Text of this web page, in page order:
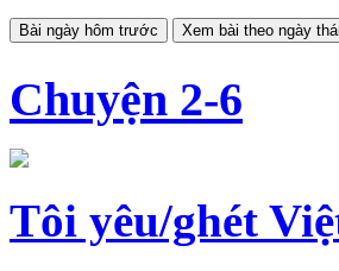
Chuyện 2-6
Tôi yêu/ghét